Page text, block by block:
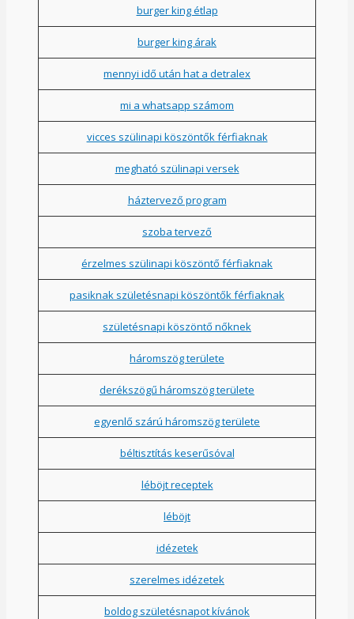
burger king étlap
burger king árak
mennyi idő után hat a detralex
mi a whatsapp számom
vicces szülinapi köszöntők férfiaknak
megható szülinapi versek
háztervező program
szoba tervező
érzelmes szülinapi köszöntő férfiaknak
pasiknak születésnapi köszöntők férfiaknak
születésnapi köszöntő nőknek
háromszög területe
derékszögű háromszög területe
egyenlő szárú háromszög területe
béltisztítás keserűsóval
léböjt receptek
léböjt
idézetek
szerelmes idézetek
boldog születésnapot kívánok